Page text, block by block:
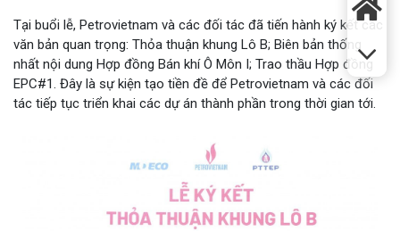
Tại buổi lễ, Petrovietnam và các đối tác đã tiến hành ký kết các
văn bản quan trọng: Thỏa thuận khung Lô B; Biên bản thống
nhất nội dung Hợp đồng Bán khí Ô Môn I; Trao thầu Hợp đồng
EPC#1. Đây là sự kiện tạo tiền đề để Petrovietnam và các đối
tác tiếp tục triển khai các dự án thành phần trong thời gian tới.